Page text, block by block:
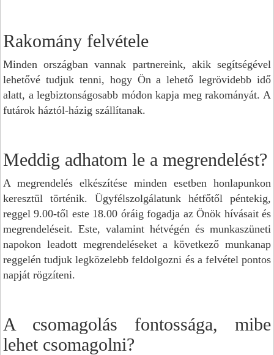
Rakomány felvétele
Minden országban vannak partnereink, akik segítségével
lehetővé tudjuk tenni, hogy Ön a lehető legrövidebb idő
alatt, a legbiztonságosabb módon kapja meg rakományát. A
futárok háztól-házig szállítanak.
Meddig adhatom le a megrendelést?
A megrendelés elkészítése minden esetben honlapunkon
keresztül történik. Ügyfélszolgálatunk hétfőtől péntekig,
reggel 9.00-től este 18.00 óráig fogadja az Önök hívásait és
megrendeléseit. Este, valamint hétvégén és munkaszüneti
napokon leadott megrendeléseket a következő munkanap
reggelén tudjuk legközelebb feldolgozni és a felvétel pontos
napját rögzíteni.
A csomagolás fontossága, mibe
lehet csomagolni?